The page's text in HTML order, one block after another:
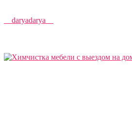
__daryadarya__